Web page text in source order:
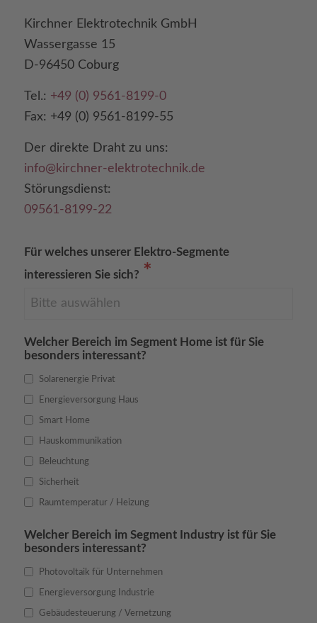
Kirchner Elektrotechnik GmbH
Wassergasse 15
D-96450 Coburg
Tel.: +49 (0) 9561-8199-0
Fax: +49 (0) 9561-8199-55
Der direkte Draht zu uns:
info@kirchner-elektrotechnik.de
Störungsdienst:
09561-8199-22
Für welches unserer Elektro-Segmente
interessieren Sie sich? *
Welcher Bereich im Segment Home ist für Sie
besonders interessant?
Solarenergie Privat
Energieversorgung Haus
Smart Home
Hauskommunikation
Beleuchtung
Sicherheit
Raumtemperatur / Heizung
Welcher Bereich im Segment Industry ist für Sie
besonders interessant?
Photovoltaik für Unternehmen
Energieversorgung Industrie
Gebäudesteuerung / Vernetzung